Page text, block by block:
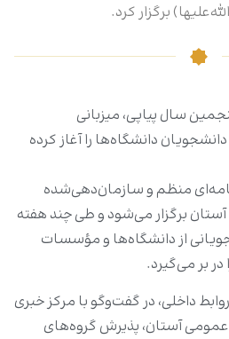
برگزار کرد.
سال پیاپی، میزبانی
دانشگاه‌ها را آغاز کرده
منظم و سازمان‌دهی‌شده
برگزار می‌شود و طی چند هفته
از دانشگاه‌ها و مؤسسات
بر می‌گیرد.
داخلی، در گفت‌وگو با مرکز خبری
آستان، پذیرش گروه‌های